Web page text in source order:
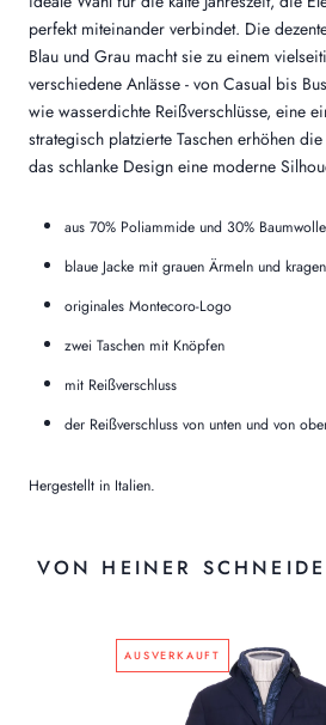
perfekt miteinander verbindet. Die
Blau und Grau macht sie zu einem
verschiedene Anlässe - von Casual bis
wie wasserdichte Reißverschlüsse, eine
strategisch platzierte Taschen erhöhen
das schlanke Design eine moderne
aus 70% Poliammide und 30% Baumwolle
blaue Jacke mit grauen Ärmeln und
originales Montecoro-Logo
zwei Taschen mit Knöpfen
mit Reißverschluss
der Reißverschluss von unten und von
Hergestellt in Italien.
VON HEINER
AUSVERKAUFT